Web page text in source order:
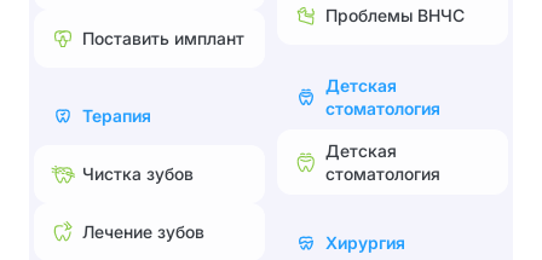
Поставить имплант
Терапия
Чистка зубов
Лечение зубов
Проблемы ВНЧС
Детская
стоматология
Детская
стоматология
Хирургия